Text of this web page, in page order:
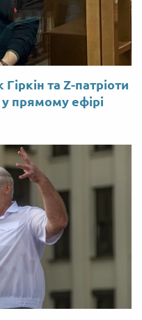
та Z-патріоти
прямому ефірі